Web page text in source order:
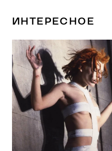
ИНТЕРЕСНОЕ